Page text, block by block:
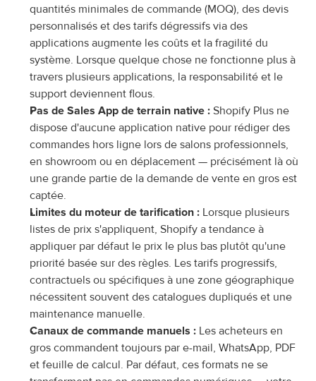
quantités minimales de commande (MOQ), des devis
personnalisés et des tarifs dégressifs via des
applications augmente les coûts et la fragilité du
système. Lorsque quelque chose ne fonctionne plus à
travers plusieurs applications, la responsabilité et le
support deviennent flous.
Pas de Sales App de terrain native : Shopify Plus ne
dispose d'aucune application native pour rédiger des
commandes hors ligne lors de salons professionnels,
en showroom ou en déplacement — précisément là où
une grande partie de la demande de vente en gros est
captée.
Limites du moteur de tarification : Lorsque plusieurs
listes de prix s'appliquent, Shopify a tendance à
appliquer par défaut le prix le plus bas plutôt qu'une
priorité basée sur des règles. Les tarifs progressifs,
contractuels ou spécifiques à une zone géographique
nécessitent souvent des catalogues dupliqués et une
maintenance manuelle.
Canaux de commande manuels : Les acheteurs en
gros commandent toujours par e-mail, WhatsApp, PDF
et feuille de calcul. Par défaut, ces formats ne se